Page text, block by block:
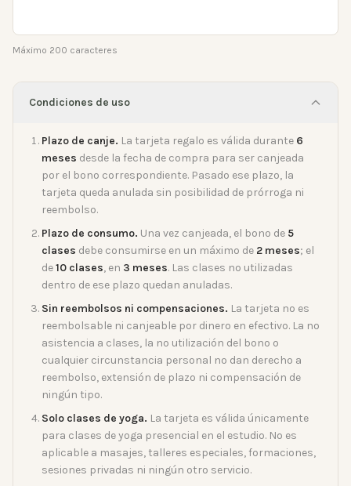
Máximo 200 caracteres
Condiciones de uso
Plazo de canje. La tarjeta regalo es válida durante 6
meses desde la fecha de compra para ser canjeada
por el bono correspondiente. Pasado ese plazo, la
tarjeta queda anulada sin posibilidad de prórroga ni
reembolso.
Plazo de consumo. Una vez canjeada, el bono de 5
clases debe consumirse en un máximo de 2 meses; el
de10 clases, en 3 meses. Las clases no utilizadas
dentro de ese plazo quedan anuladas.
Sin reembolsos ni compensaciones. La tarjeta no es
reembolsable ni canjeable por dinero en efectivo. La no
asistencia a clases, la no utilización del bono o
cualquier circunstancia personal no dan derecho a
reembolso, extensión de plazo ni compensación de
ningún tipo.
Solo clases de yoga. La tarjeta es válida únicamente
para clases de yoga presencial en el estudio. No es
aplicable a masajes, talleres especiales, formaciones,
sesiones privadas ni ningún otro servicio.